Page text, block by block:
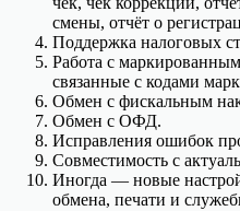
смены, отчёт о
Поддержка налоговых
Работа с
связанные с кодами
Обмен с фискальным
Обмен с ОФД.
Исправления ошибок
Совместимость с
Иногда — новые
обмена, печати и